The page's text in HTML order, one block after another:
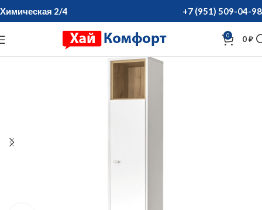
Химическая 2/4 +7 (951) 509-04-98
0 0₽